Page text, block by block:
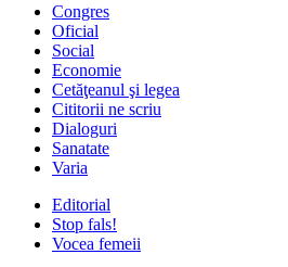
Congres
Oficial
Social
Economie
Cetăţeanul şi legea
Cititorii ne scriu
Dialoguri
Sanatate
Varia
Editorial
Stop fals!
Vocea femeii